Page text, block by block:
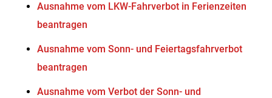
Ausnahme vom LKW-Fahrverbot in Ferienzeiten
beantragen
Ausnahme vom Sonn- und Feiertagsfahrverbot
beantragen
Ausnahme vom Verbot der Sonn- und